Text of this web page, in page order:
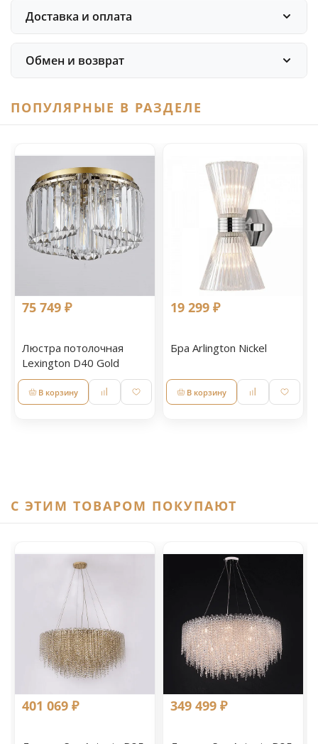
Доставка и оплата
Обмен и возврат
ПОПУЛЯРНЫЕ В РАЗДЕЛЕ
75 749 ₽
Люстра потолочная
Lexington D40 Gold
В корзину
19 299 ₽
Бра Arlington Nickel
В корзину
C ЭТИМ ТОВАРОМ ПОКУПАЮТ
401 069 ₽ 349 499 ₽